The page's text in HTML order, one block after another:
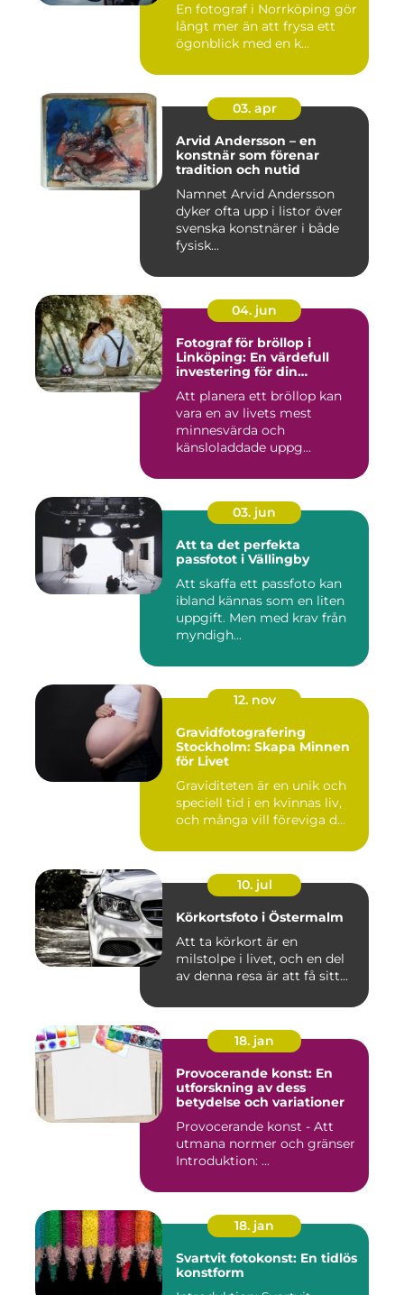
En fotograf i Norrköping gör
långt mer än att frysa ett
ögonblick med en k...
03. apr
Arvid Andersson – en
konstnär som förenar
tradition och nutid
Namnet Arvid Andersson
dyker ofta upp i listor över
svenska konstnärer i både
fysisk...
04. jun
Fotograf för bröllop i
Linköping: En värdefull
investering för din
Att planera ett bröllop kan
vara en av livets mest
minnesvärda och
känsloladdade uppg...
03. jun
Att ta det perfekta
passfotot i Vällingby
Att skaffa ett passfoto kan
ibland kännas som en liten
uppgift. Men med krav från
myndigh...
12. nov
Gravidfotografering
Stockholm: Skapa Minnen
för Livet
Graviditeten är en unik och
speciell tid i en kvinnas liv,
och många vill föreviga d...
10. jul
Körkortsfoto i Östermalm
Att ta körkort är en
milstolpe i livet, och en del
av denna resa är att få sitt...
18. jan
Provocerande konst: En
utforskning av dess
betydelse och variationer
Provocerande konst - Att
utmana normer och gränser
Introduktion: ...
18. jan
Svartvit fotokonst: En tidlös
konstform